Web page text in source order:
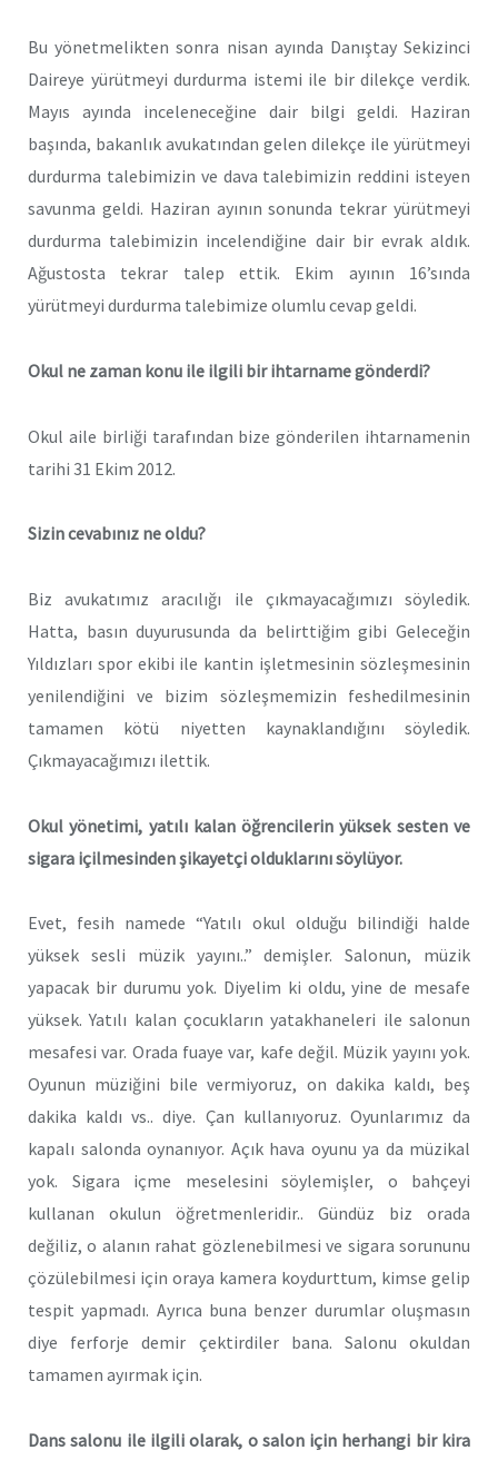
Bu yönetmelikten sonra nisan ayında Danıştay Sekizinci
Daireye yürütmeyi durdurma istemi ile bir dilekçe verdik.
Mayıs ayında inceleneceğine dair bilgi geldi. Haziran
başında, bakanlık avukatından gelen dilekçe ile yürütmeyi
durdurma talebimizin ve dava talebimizin reddini isteyen
savunma geldi. Haziran ayının sonunda tekrar yürütmeyi
durdurma talebimizin incelendiğine dair bir evrak aldık.
Ağustosta tekrar talep ettik. Ekim ayının 16’sında
yürütmeyi durdurma talebimize olumlu cevap geldi.
Okul ne zaman konu ile ilgili bir ihtarname gönderdi?
Okul aile birliği tarafından bize gönderilen ihtarnamenin
tarihi 31 Ekim 2012.
Sizin cevabınız ne oldu?
Biz avukatımız aracılığı ile çıkmayacağımızı söyledik.
Hatta, basın duyurusunda da belirttiğim gibi Geleceğin
Yıldızları spor ekibi ile kantin işletmesinin sözleşmesinin
yenilendiğini ve bizim sözleşmemizin feshedilmesinin
tamamen kötü niyetten kaynaklandığını söyledik.
Çıkmayacağımızı ilettik.
Okul yönetimi, yatılı kalan öğrencilerin yüksek sesten ve
sigara içilmesinden şikayetçi olduklarını söylüyor.
Evet, fesih namede “Yatılı okul olduğu bilindiği halde
yüksek sesli müzik yayını..” demişler. Salonun, müzik
yapacak bir durumu yok. Diyelim ki oldu, yine de mesafe
yüksek. Yatılı kalan çocukların yatakhaneleri ile salonun
mesafesi var. Orada fuaye var, kafe değil. Müzik yayını yok.
Oyunun müziğini bile vermiyoruz, on dakika kaldı, beş
dakika kaldı vs.. diye. Çan kullanıyoruz. Oyunlarımız da
kapalı salonda oynanıyor. Açık hava oyunu ya da müzikal
yok. Sigara içme meselesini söylemişler, o bahçeyi
kullanan okulun öğretmenleridir.. Gündüz biz orada
değiliz, o alanın rahat gözlenebilmesi ve sigara sorununu
çözülebilmesi için oraya kamera koydurttum, kimse gelip
tespit yapmadı. Ayrıca buna benzer durumlar oluşmasın
diye ferforje demir çektirdiler bana. Salonu okuldan
tamamen ayırmak için.
Dans salonu ile ilgili olarak, o salon için herhangi bir kira